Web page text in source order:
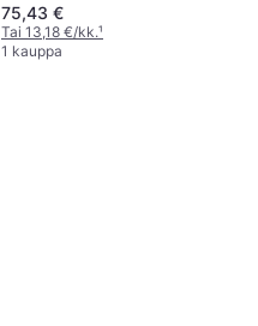
75,43 €
Tai 13,18 €/kk.¹
1 kauppa